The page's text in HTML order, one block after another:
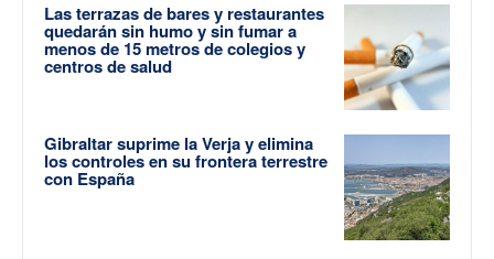
Las terrazas de bares y restaurantes
quedarán sin humo y sin fumar a
menos de 15 metros de colegios y
centros de salud
Gibraltar suprime la Verja y elimina
los controles en su frontera terrestre
con España